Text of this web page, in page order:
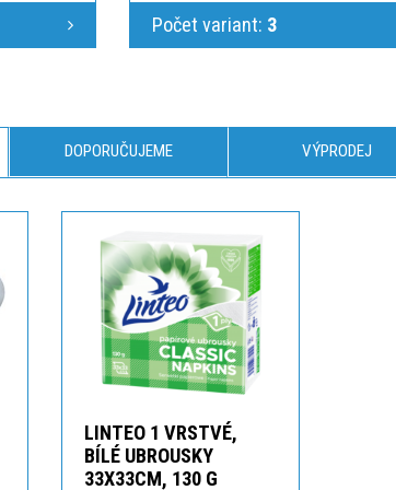
Počet variant: 3
DOPORUČUJEME VÝPRODEJ
LINTEO 1 VRSTVÉ,
BÍLÉ UBROUSKY
33X33CM, 130 G